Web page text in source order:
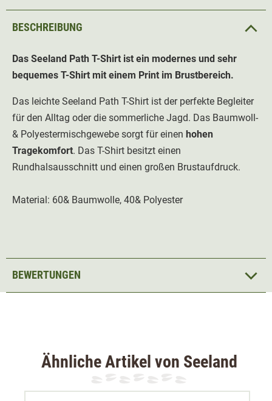
BESCHREIBUNG
Das Seeland Path T-Shirt ist ein modernes und sehr
bequemes T-Shirt mit einem Print im Brustbereich.
Das leichte Seeland Path T-Shirt ist der perfekte Begleiter
für den Alltag oder die sommerliche Jagd. Das Baumwoll-
& Polyestermischgewebe sorgt für einen hohen
Tragekomfort. Das T-Shirt besitzt einen
Rundhalsausschnitt und einen großen Brustaufdruck.
Material: 60& Baumwolle, 40& Polyester
BEWERTUNGEN
Ähnliche Artikel von Seeland